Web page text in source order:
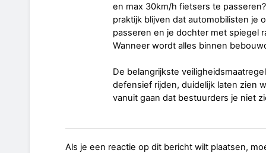
en max 30km/h fietsers te
praktijk blijven dat automobilisten je
passeren en je dochter met spiegel
Wanneer wordt alles binnen
De belangrijkste
defensief rijden, duidelijk laten zien
vanuit gaan dat bestuurders je niet
Als je een reactie op dit bericht wilt plaatsen,